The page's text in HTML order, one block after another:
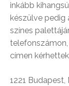
inkább
készülve pedig
színes
címen
1221 Budapest,